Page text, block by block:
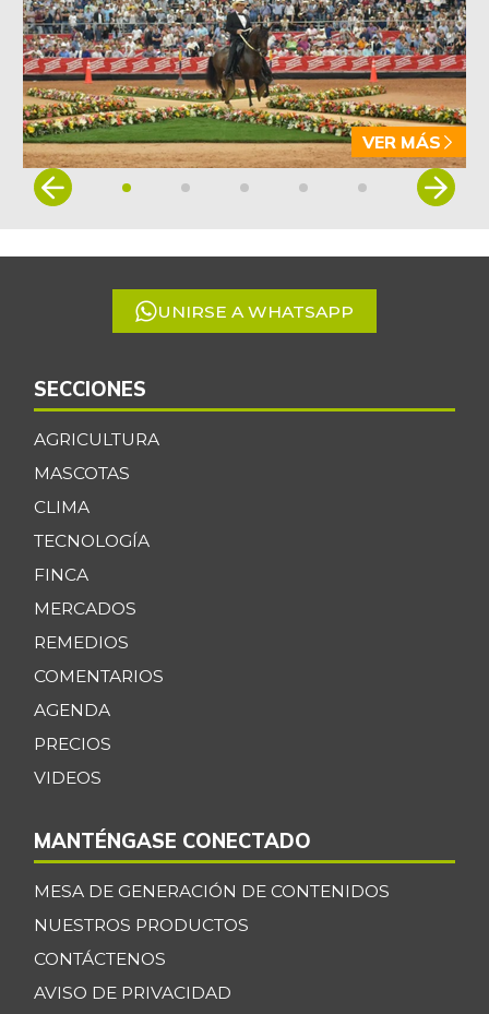
VER MÁS
Item
5
UNIRSE A WHATSAPP
SECCIONES
AGRICULTURA
MASCOTAS
CLIMA
TECNOLOGÍA
FINCA
MERCADOS
REMEDIOS
COMENTARIOS
AGENDA
PRECIOS
VIDEOS
MANTÉNGASE CONECTADO
MESA DE GENERACIÓN DE CONTENIDOS
NUESTROS PRODUCTOS
CONTÁCTENOS
AVISO DE PRIVACIDAD